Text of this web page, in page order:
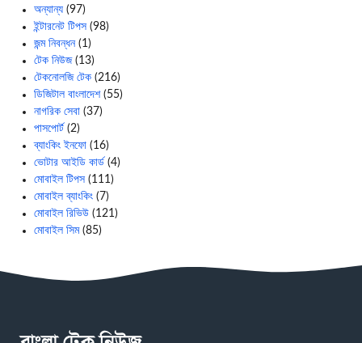
অন্যান্য (97)
ইন্টারনেট টিপস (98)
জন্ম নিবন্ধন(1)
টেক নিউজ(13)
টেকনোলজি টেক (216)
ডিজিটাল বাংলাদেশ(55)
নাগরিক সেবা (37)
পাসপোর্ট (2)
ব্যাংকিং ইনফো (16)
ভোটার আইডি কার্ড (4)
মোবাইল টিপস (111)
মোবাইল ব্যাংকিং (7)
মোবাইল রিভিউ (121)
মোবাইল সিম(85)